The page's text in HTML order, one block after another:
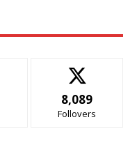
8,089
Follovers